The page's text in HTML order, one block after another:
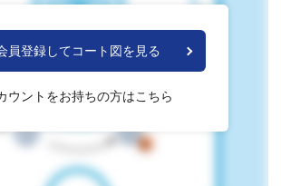
員登録してコート図を見る
ウントをお持ちの方はこちら